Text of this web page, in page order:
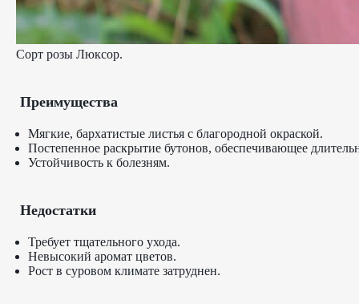
Сорт розы Люксор.
Преимущества
Мягкие, бархатистые листья с благородной окраской.
Постепенное раскрытие бутонов, обеспечивающее
Устойчивость к болезням.
Недостатки
Требует тщательного ухода.
Невысокий аромат цветов.
Рост в суровом климате затруднен.